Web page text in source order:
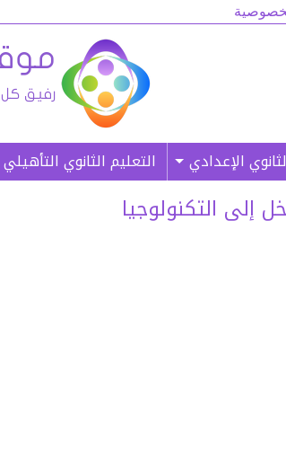
الإعدادي التعليم الثانوي التأهيلي